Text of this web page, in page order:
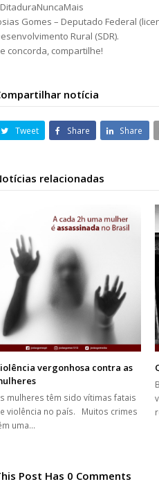
Gomes – Deputado Federal
Rural (SDR).
concorda, compartilhe!
notícia
Tweet Share Share
relacionadas
vergonhosa contra as
mulheres têm sido vítimas fatais
violência no país. Muitos crimes
uma…
Post Has 0 Comments